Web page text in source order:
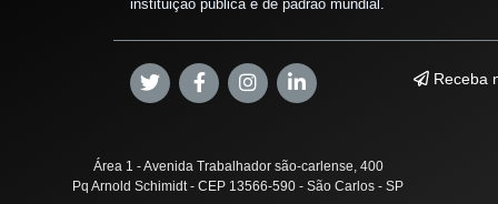
instituição pública e de padrão mundial.
Receba
Área 1 - Avenida Trabalhador são-carlense, 400
Pq Arnold Schimidt - CEP 13566-590 - São Carlos - SP